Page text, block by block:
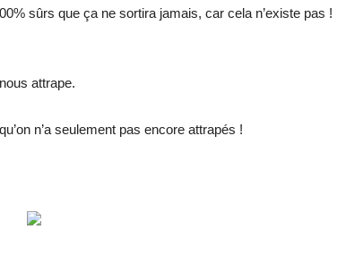
sûrs que ça ne sortira jamais, car cela n’existe pas !
attrape.
n’a seulement pas encore attrapés !